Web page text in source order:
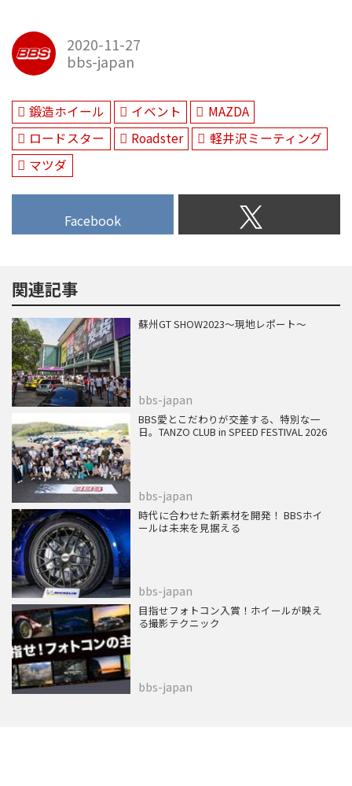
アップに挑戦してみた。（文：モ
ーターマガジン神原久）
2020-11-27
bbs-japan
鍛造ホイール イベント
MAZDA
ロードスター
Roadster
軽井沢ミーティング
マツダ
Facebook
関連記事
蘇州GT SHOW2023～現地レポート～
bbs-japan
BBS愛とこだわりが交差する、特別な一
日。TANZO CLUB in SPEED FESTIVAL 2026
bbs-japan
時代に合わせた新素材を開発！ BBSホイ
ールは未来を見据える
bbs-japan
目指せフォトコン入賞！ホイールが映え
る撮影テクニック
bbs-japan